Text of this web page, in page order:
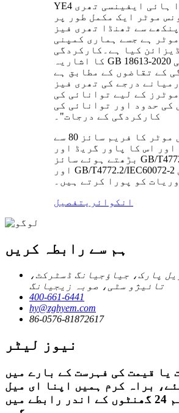
YE4 سیریز الٹرا ہائی ایفینسی تھری
موٹر ایک مکمل طور پر
سے ٹھنڈا تھری فیز
ہے جسے ہماری کمپنی
کیا ہے۔کارکردگی
کا اشاریہ GB 18613-2020 میں گریڈ 2 کی
کے تقاضوں کے مطابق ہے
درجے کی تھری فیز
کے لیے توانائی کی
کی حدود اور توانائی کی
کارکردگی کے درجات"۔
اس سیریز کی موٹر کا فریم سائز 80 سے
اور اس کا پاور گریڈ اور
بڑھتے ہوئے سائز GB/T4772.1/1EC60072-1
اور GB/T4772.2/IEC60072-2 معیارات کی
کو پورا کرتے ہیں۔
انکوائری تفصیل
ہم سے رابطہ کریں
پارک، جیاؤجیانگ ڈسٹرکٹ،
تائیژو سٹی، صوبہ زیجیانگ
400-661-6441
hy@zghyem.com
86-0576-81872617
نیوز لیٹر
یا قیمت کی فہرست کے بارے میں
براہ کرم ہمیں اپنا ای میل
چھوڑیں اور ہم 24 گھنٹوں کے اندر رابطے میں